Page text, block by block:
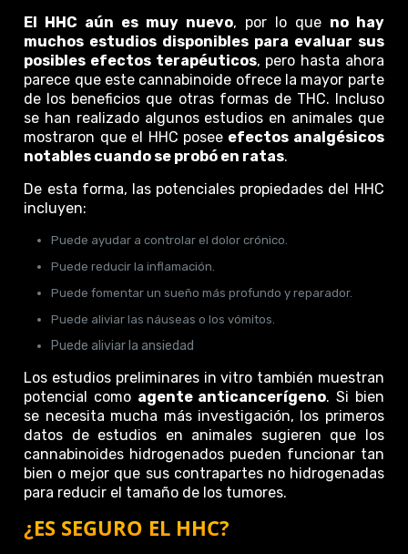
El HHC aún es muy nuevo, por lo que no hay
muchos estudios disponibles para evaluar sus
posibles efectos terapéuticos, pero hasta ahora
parece que este cannabinoide ofrece la mayor parte
de los beneficios que otras formas de THC. Incluso
se han realizado algunos estudios en animales que
mostraron que el HHC posee efectos analgésicos
notables cuando se probó en ratas.
De esta forma, las potenciales propiedades del HHC
incluyen:
Puede ayudar a controlar el dolor crónico.
Puede reducir la inflamación.
Puede fomentar un sueño más profundo y reparador.
Puede aliviar las náuseas o los vómitos.
Puede aliviar la ansiedad
Los estudios preliminares in vitro también muestran
potencial como agente anticancerígeno. Si bien
se necesita mucha más investigación, los primeros
datos de estudios en animales sugieren que los
cannabinoides hidrogenados pueden funcionar tan
bien o mejor que sus contrapartes no hidrogenadas
para reducir el tamaño de los tumores.
¿ES SEGURO EL HHC?